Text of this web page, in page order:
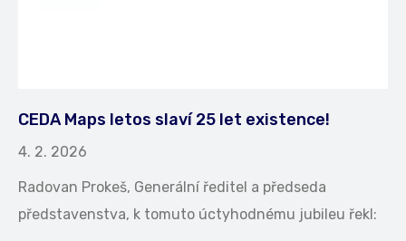
CEDA Maps letos slaví 25 let existence!
4. 2. 2026
Radovan Prokeš, Generální ředitel a předseda
představenstva, k tomuto úctyhodnému jubileu řekl: